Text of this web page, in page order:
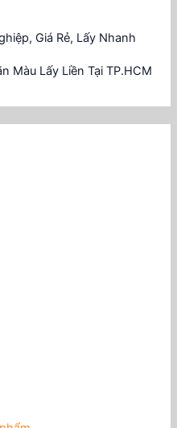
Giá Rẻ, Lấy Nhanh
Màu Lấy Liền Tại TP.HCM